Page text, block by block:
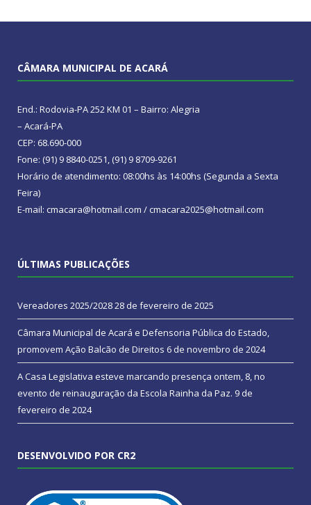
CÂMARA MUNICIPAL DE ACARÁ
End.: Rodovia-PA 252 KM 01 – Bairro: Alegria
– Acará-PA
CEP: 68.690-000
Fone: (91) 9 8840-0251, (91) 9 8709-9261
Horário de atendimento: 08:00hs às 14:00hs (Segunda a Sexta
Feira)
E-mail: cmacara@hotmail.com / cmacara2025@hotmail.com
ÚLTIMAS PUBLICAÇÕES
Vereadores 2025/202828 de fevereiro de 2025
Câmara Municipal de Acará e Defensoria Pública do Estado,
promovem Ação Balcão de Direitos 6 de novembro de 2024
A Casa Legislativa esteve marcando presença ontem, 8, no
evento de reinauguração da Escola Rainha da Paz. 9 de
fevereiro de 2024
DESENVOLVIDO POR CR2